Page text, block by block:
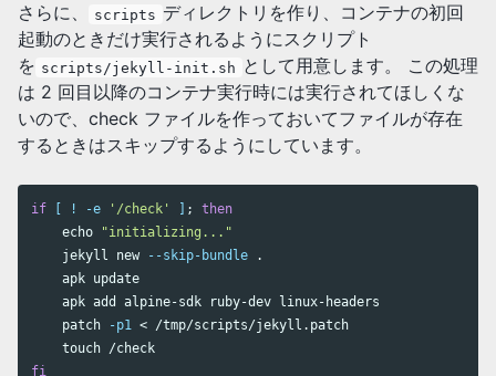
さらに、 scripts ディレクトリを作り、コンテナの初回
起動のときだけ実行されるようにスクリプト
を scripts/jekyll-init.sh として用意します。 この処理
は 2 回目以降のコンテナ実行時には実行されてほしくな
いので、check ファイルを作っておいてファイルが存在
するときはスキップするようにしています。
if ! -e '/check' ;
then
echo
"initializing..."
    jekyll new
--skip-bundle
.
    apk update
    apk add alpine-sdk ruby-dev linux-headers
    patch
-p1 < /tmp/scripts/jekyll.patch
touch
fi